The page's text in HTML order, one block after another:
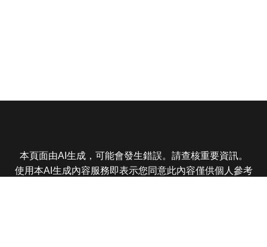
本頁面由AI生成，可能會發生錯誤。請查核重要資訊。
使用本AI生成內容服務即表示您同意此內容僅供個人參考